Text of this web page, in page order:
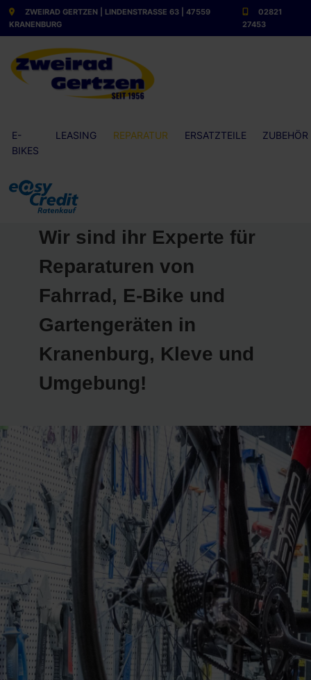
ZWEIRAD GERTZEN | LINDENSTRASSE 63 | 47559 K
RANENBURG
02821
27453
E-
BIKES
LEASING REPARATUR ERSATZTEILE ZUBEHÖR
Wir sind ihr Experte für
Reparaturen von
Fahrrad, E-Bike und
Gartengeräten in
Kranenburg, Kleve und
Umgebung!